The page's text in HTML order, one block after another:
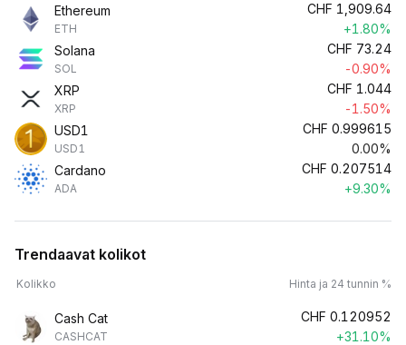
Ethereum
ETH
CHF 1,909.64
+1.80%
Solana
SOL
CHF 73.24
-0.90%
XRP
XRP
CHF 1.044
-1.50%
USD1
USD1
CHF 0.999615
0.00%
Cardano
ADA
CHF 0.207514
+9.30%
Trendaavat kolikot
Kolikko Hinta ja 24 tunnin %
Cash Cat
CASHCAT
CHF 0.120952
+31.10%